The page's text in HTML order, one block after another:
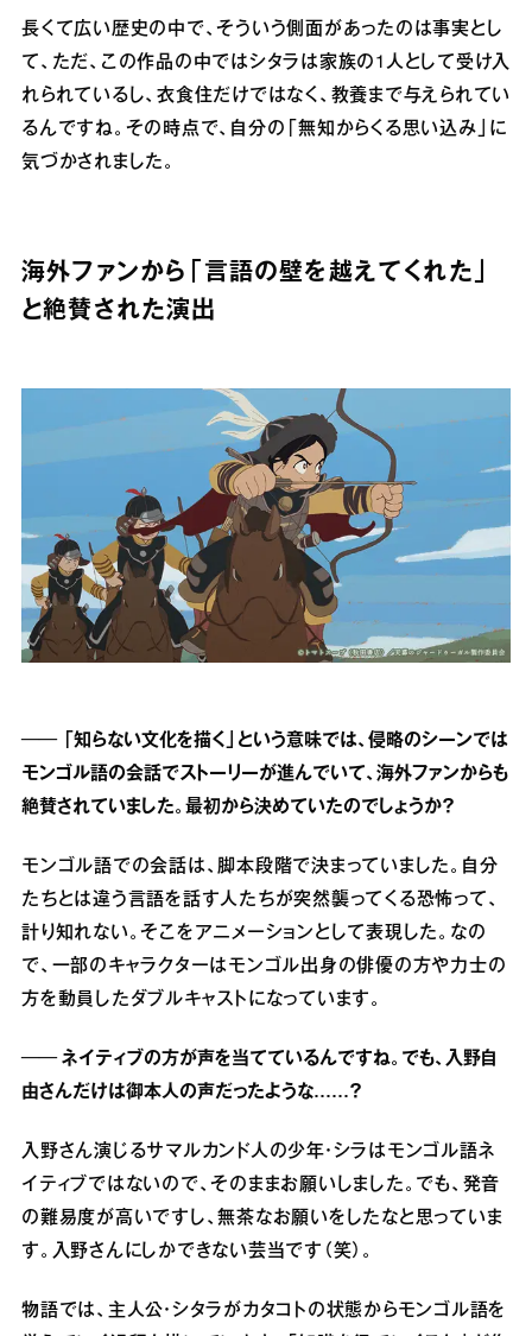
長くて広い歴史の中で、そういう側面があったのは事実とし
て、ただ、この作品の中ではシタラは家族の1人として受け入
れられているし、衣食住だけではなく、教養まで与えられてい
るんですね。その時点で、自分の「無知からくる思い込み」に
気づかされました。
海外ファンから「言語の壁を越えてくれた」
と絶賛された演出
── 「知らない文化を描く」という意味では、侵略のシーンでは
モンゴル語の会話でストーリーが進んでいて、海外ファンからも
絶賛されていました。最初から決めていたのでしょうか？
モンゴル語での会話は、脚本段階で決まっていました。自分
たちとは違う言語を話す人たちが突然襲ってくる恐怖って、
計り知れない。そこをアニメーションとして表現した。なの
で、一部のキャラクターはモンゴル出身の俳優の方や力士の
方を動員したダブルキャストになっています。
── ネイティブの方が声を当てているんですね。でも、入野自
由さんだけは御本人の声だったような……？
入野さん演じるサマルカンド人の少年・シラはモンゴル語ネ
イティブではないので、そのままお願いしました。でも、発音
の難易度が高いですし、無茶なお願いをしたなと思っていま
す。入野さんにしかできない芸当です（笑）。
物語では、主人公・シタラがカタコトの状態からモンゴル語を